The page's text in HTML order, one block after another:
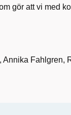
gör att vi med
Fahlgren,